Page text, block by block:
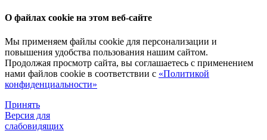
О файлах cookie на этом веб-сайте
Мы применяем файлы cookie для персонализации и
повышения удобства пользования нашим сайтом.
Продолжая просмотр сайта, вы соглашаетесь с применением
нами файлов cookie в соответствии с «Политикой
конфиденциальности»
Принять
Версия для
слабовидящих